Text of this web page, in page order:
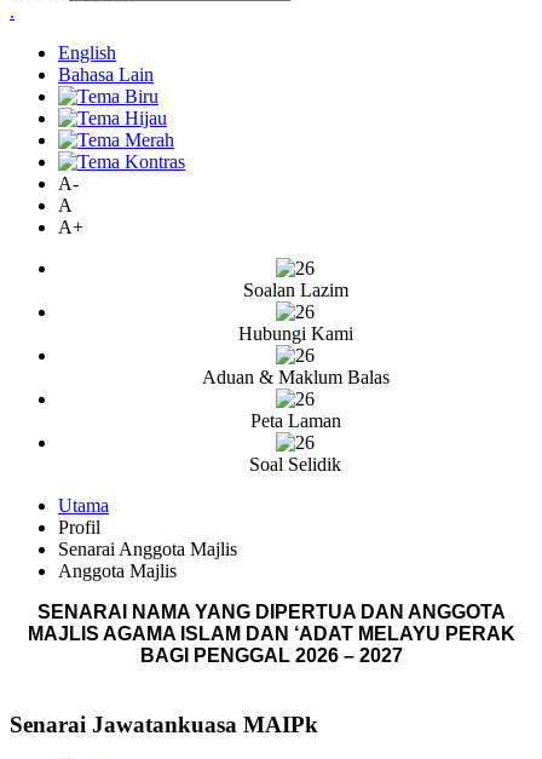
.
English
Bahasa Lain
A-
A
A+
Soalan Lazim
Hubungi Kami
Aduan & Maklum Balas
Peta Laman
Soal Selidik
Utama
Profil
Senarai Anggota Majlis
Anggota Majlis
SENARAI NAMA YANG DIPERTUA DAN ANGGOTA
MAJLIS AGAMA ISLAM DAN ‘ADAT MELAYU PERAK
BAGI PENGGAL 2026 – 2027
Senarai Jawatankuasa MAIPk